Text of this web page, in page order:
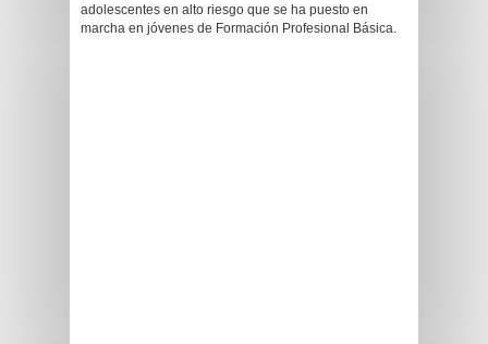
adolescentes en alto riesgo que se ha puesto en
marcha en jóvenes de Formación Profesional Básica.